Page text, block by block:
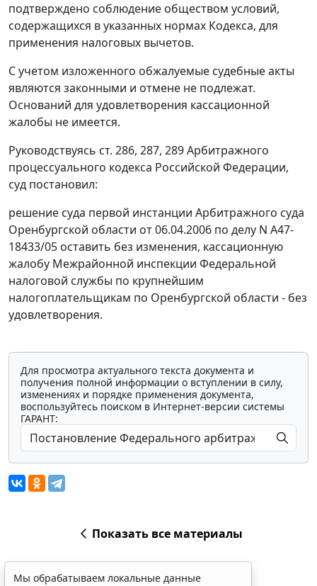
подтверждено соблюдение обществом условий,
содержащихся в указанных нормах Кодекса, для
применения налоговых вычетов.
С учетом изложенного обжалуемые судебные акты
являются законными и отмене не подлежат.
Оснований для удовлетворения кассационной
жалобы не имеется.
Руководствуясь ст. 286, 287, 289Арбитражного
процессуального кодекса Российской Федерации,
суд постановил:
решение суда первой инстанции Арбитражного суда
Оренбургской области от 06.04.2006 по делу N А47-
18433/05 оставить без изменения, кассационную
жалобу Межрайонной инспекции Федеральной
налоговой службы по крупнейшим
налогоплательщикам по Оренбургской области - без
удовлетворения.
Для просмотра актуального текста документа и
получения полной информации о вступлении в силу,
изменениях и порядке применения документа,
воспользуйтесь поиском в Интернет-версии системы
ГАРАНТ:
Показать все материалы
Мы обрабатываем локальные данные